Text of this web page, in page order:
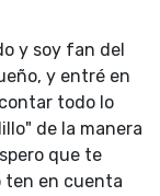
y soy fan del
y entré en
todo lo
de la manera
que te
ten en cuenta